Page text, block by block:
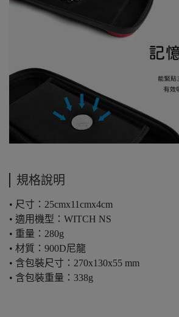
規格說明
• 尺寸：25cmx11cmx4cm
• 適用機型：WITCH NS
• 重量：280g
• 材質：900D尼龍
• 含包裝尺寸：270x130x55 mm
• 含包裝重量：338g